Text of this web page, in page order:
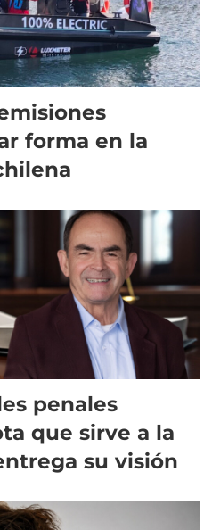
forma en la
penales
que sirve a la
su visión